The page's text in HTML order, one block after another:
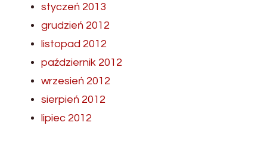
styczeń 2013
grudzień 2012
listopad 2012
październik 2012
wrzesień 2012
sierpień 2012
lipiec 2012